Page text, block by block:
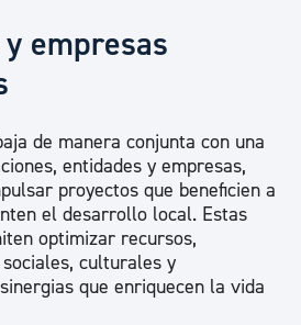
empresas
de manera conjunta con una
entidades y empresas,
proyectos que beneficien a
el desarrollo local. Estas
optimizar recursos,
culturales y
que enriquecen la vida